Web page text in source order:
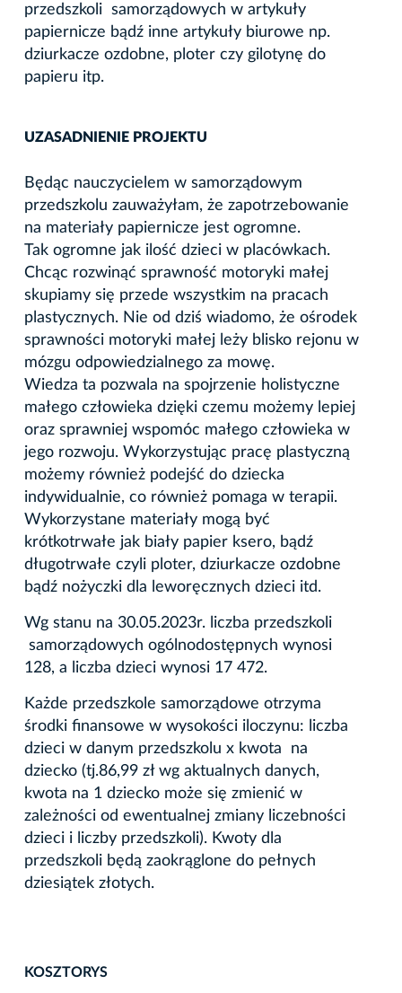
przedszkoli samorządowych w artykuły
papiernicze bądź inne artykuły biurowe np.
dziurkacze ozdobne, ploter czy gilotynę do
papieru itp.
UZASADNIENIE PROJEKTU
Będąc nauczycielem w samorządowym
przedszkolu zauważyłam, że zapotrzebowanie
na materiały papiernicze jest ogromne.
Tak ogromne jak ilość dzieci w placówkach.
Chcąc rozwinąć sprawność motoryki małej
skupiamy się przede wszystkim na pracach
plastycznych. Nie od dziś wiadomo, że ośrodek
sprawności motoryki małej leży blisko rejonu w
mózgu odpowiedzialnego za mowę.
Wiedza ta pozwala na spojrzenie holistyczne
małego człowieka dzięki czemu możemy lepiej
oraz sprawniej wspomóc małego człowieka w
jego rozwoju. Wykorzystując pracę plastyczną
możemy również podejść do dziecka
indywidualnie, co również pomaga w terapii.
Wykorzystane materiały mogą być
krótkotrwałe jak biały papier ksero, bądź
długotrwałe czyli ploter, dziurkacze ozdobne
bądź nożyczki dla leworęcznych dzieci itd.
Wg stanu na 30.05.2023r. liczba przedszkoli
samorządowych ogólnodostępnych wynosi
128, a liczba dzieci wynosi 17 472.
Każde przedszkole samorządowe otrzyma
środki finansowe w wysokości iloczynu: liczba
dzieci w danym przedszkolu x kwota na
dziecko (tj.86,99 zł wg aktualnych danych,
kwota na 1 dziecko może się zmienić w
zależności od ewentualnej zmiany liczebności
dzieci i liczby przedszkoli). Kwoty dla
przedszkoli będą zaokrąglone do pełnych
dziesiątek złotych.
KOSZTORYS